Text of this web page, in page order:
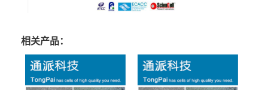
相关产品：